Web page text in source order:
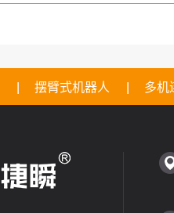
摆臂式机器人 多机